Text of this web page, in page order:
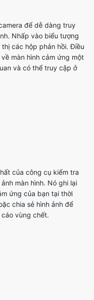
để dễ dàng truy
Nhấp vào biểu tượng
các hộp phản hồi. Điều
màn hình cảm ứng một
và có thể truy cập ở
của công cụ kiểm tra
màn hình. Nó ghi lại
ứng của bạn tại thời
chia sẻ hình ảnh để
vùng chết.